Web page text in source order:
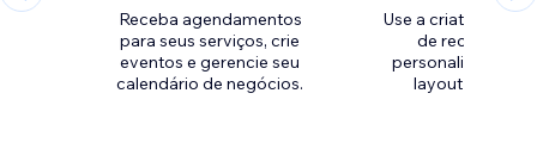
Receba agendamentos
para seus serviços, crie
eventos e gerencie seu
calendário de negócios.
Use a criatividade
de recursos
personalizar o